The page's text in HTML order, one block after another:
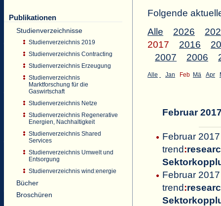
Publikationen
Studienverzeichnisse
Studienverzeichnis 2019
Studienverzeichnis Contracting
Studienverzeichnis Erzeugung
Studienverzeichnis
Marktforschung für die
Gaswirtschaft
Studienverzeichnis Netze
Studienverzeichnis Regenerative
Energien, Nachhaltigkeit
Studienverzeichnis Shared
Services
Studienverzeichnis Umwelt und
Entsorgung
Studienverzeichnis wind:energie
Bücher
Broschüren
Folgende
Alle
2026
2017
2016
2007
2006
Alle Jan Feb Mä Apr
Februar
Februar
trend:
Februar
trend: